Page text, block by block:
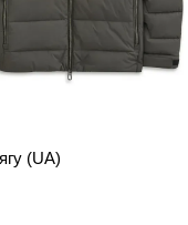
(UA)